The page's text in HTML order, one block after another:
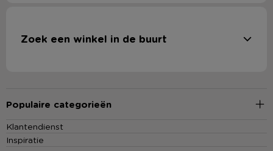
Zoek een winkel in de buurt
Populaire categorieën
Klantendienst
Inspiratie